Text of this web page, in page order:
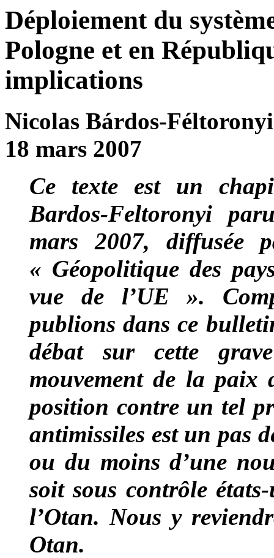
Déploiement du
Pologne et en
implications
Nicolas Bárdos-Féltoronyi
18 mars 2007
Ce texte est un
Bardos-Feltoronyi
mars 2007, diffusée
« Géopolitique des
vue de l’UE ».
publions dans ce
débat sur cette
mouvement de la paix
position contre un tel
antimissiles est un pas
ou du moins d’une
soit sous contrôle
l’Otan. Nous y
Otan.